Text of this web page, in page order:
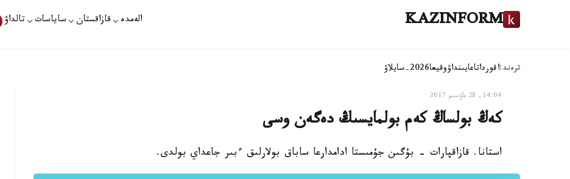
KAZINFORM الەمدە قازاقستان ساياسات تالداۋ
ترەند:اقورداتاعايىنداۋوقيعا2026-سايلاۋ
14:04, 28 ماۋسىم 2017
كەڭ بولساڭ كەم بولمايسىڭ دەگەن وسى
استانا. قازاقپارات - بۇگىن جۇمىستا ادامدارعا ساباق بولارلىق ءبىر جاعداي بولدى.